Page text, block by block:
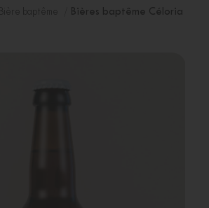
Bière baptême Bières baptême Céloria